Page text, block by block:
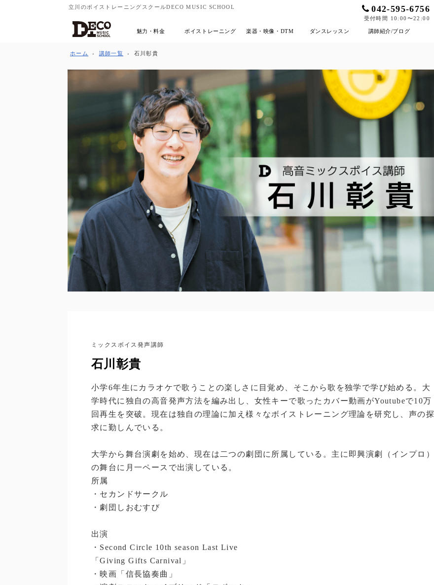
立川のボイストレーニングスクールDECO MUSIC SCHOOL 042-595-6756
受付時間 10:00〜22:00
魅力・料金 ボイストレーニング 楽器・映像・DTM ダンスレッスン 講師紹介/ブログ
ホーム › 講師一覧 › 石川彰貴
ミックスボイス発声講師
石川彰貴
小学6年生にカラオケで歌うことの楽しさに目覚め、そこから歌を独学で学び始める。大
学時代に独自の高音発声方法を編み出し、女性キーで歌ったカバー動画がYoutubeで10万
回再生を突破。現在は独自の理論に加え様々なボイストレーニング理論を研究し、声の探
求に勤しんでいる。
大学から舞台演劇を始め、現在は二つの劇団に所属している。主に即興演劇（インプロ）
の舞台に月一ペースで出演している。
所属
・セカンドサークル
・劇団しおむすび
出演
・Second Circle 10th season Last Live
「Giving Gifts Carnival」
・映画「信長協奏曲」